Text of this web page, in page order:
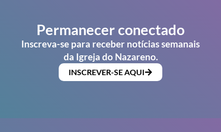
Permanecer conectado
Inscreva-se para receber notícias semanais
da Igreja do Nazareno.
INSCREVER-SE AQUI